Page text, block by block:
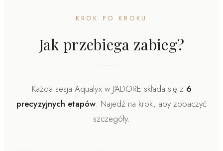
KROK PO KROKU
Jak przebiega zabieg?
Każda sesja Aqualyx w J'ADORE składa się z 6
precyzyjnych etapów. Najedź na krok, aby zobaczyć
szczegóły.